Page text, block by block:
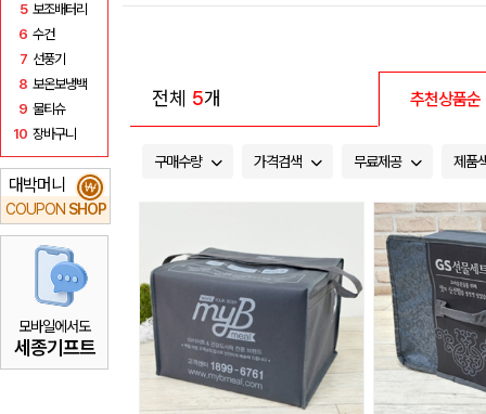
5 보조배터리
6 수건
7 선풍기
8 보온보냉백
9 물티슈
10 장바구니
대박머니
COUPON SHOP
₩
모바일에서도
세종기프트
전체 5개 추천상품순
구매수량 가격검색 무료제공 제품